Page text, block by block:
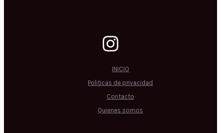
INICIO
Politicas de privacidad
Contacto
Quienes somos